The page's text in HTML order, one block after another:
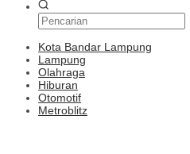
Kota Bandar Lampung
Lampung
Olahraga
Hiburan
Otomotif
Metroblitz